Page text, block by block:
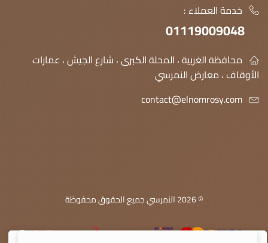
خدمة العملاء :
01119009048
محافظة الغربية ، المحلة الكبرى ، شارع الجيش ، عمارات
الأوقاف ، معارض النمرسي
contact@elnomrosy.com
© 2026 النمرسي جميع الحقوق محفوظة